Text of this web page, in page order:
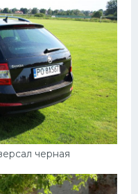
черная